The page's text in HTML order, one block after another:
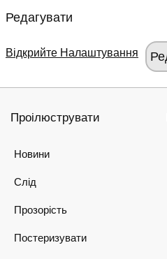
Редагувати
Відкрийте Налаштування
Проілюструвати
Новини
Слід
Прозорість
Постеризувати